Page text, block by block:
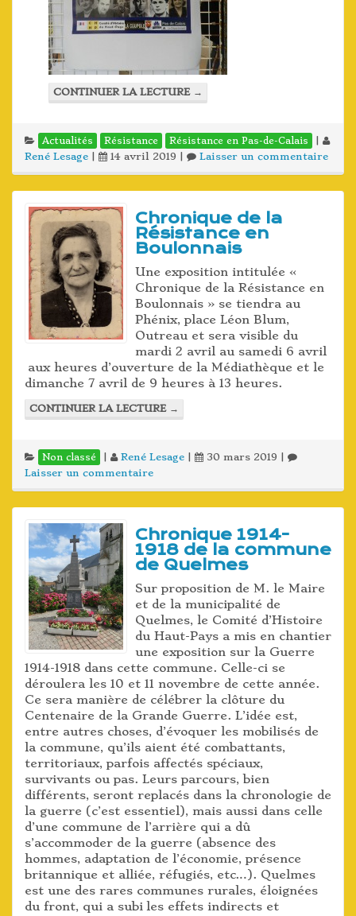
CONTINUER LA LECTURE →
Actualités Résistance Résistance en Pas-de-Calais
René Lesage
14 avril 2019 Laisser un commentaire
Chronique de la
Résistance en
Boulonnais
Une exposition intitulée «
Chronique de la Résistance en
Boulonnais » se tiendra au
Phénix, place Léon Blum,
Outreau et sera visible du
mardi 2 avril au samedi 6 avril
aux heures d’ouverture de la Médiathèque et le
dimanche 7 avril de 9 heures à 13 heures.
CONTINUER LA LECTURE →
Non classé René Lesage 30 mars 2019
Laisser un commentaire
Chronique 1914-
1918 de la commune
de Quelmes
Sur proposition de M. le Maire
et de la municipalité de
Quelmes, le Comité d’Histoire
du Haut-Pays a mis en chantier
une exposition sur la Guerre
1914-1918 dans cette commune. Celle-ci se
déroulera les 10 et 11 novembre de cette année.
Ce sera manière de célébrer la clôture du
Centenaire de la Grande Guerre. L’idée est,
entre autres choses, d’évoquer les mobilisés de
la commune, qu’ils aient été combattants,
territoriaux, parfois affectés spéciaux,
survivants ou pas. Leurs parcours, bien
différents, seront replacés dans la chronologie de
la guerre (c’est essentiel), mais aussi dans celle
d’une commune de l’arrière qui a dû
s’accommoder de la guerre (absence des
hommes, adaptation de l’économie, présence
britannique et alliée, réfugiés, etc…). Quelmes
est une des rares communes rurales, éloignées
du front, qui a subi les effets indirects et